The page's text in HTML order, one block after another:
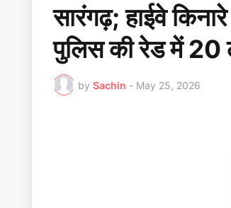
सारंगढ़; हाईवे
पुलिस की रेड में
by Sachin - May 25, 2026